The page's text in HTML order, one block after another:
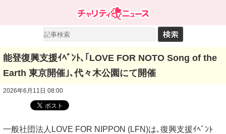
能登復興支援ｲﾍﾞﾝﾄ､｢LOVE FOR NOTO Song of the
Earth 東京開催｣､代々木公園にて開催
2026年6月11日 08:00
一般社団法人LOVE FOR NIPPON (LFN)は､復興支援ｲﾍﾞﾝﾄ